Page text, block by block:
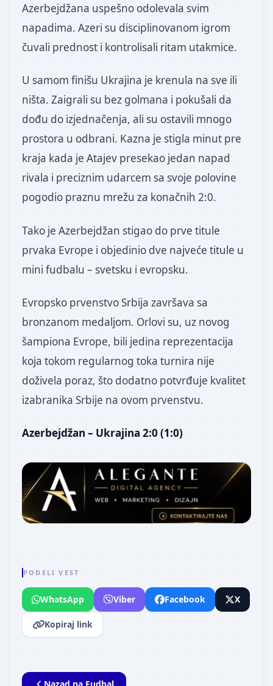
Azerbejdžana uspešno odolevala svim
napadima. Azeri su disciplinovanom igrom
čuvali prednost i kontrolisali ritam utakmice.
U samom finišu Ukrajina je krenula na sve ili
ništa. Zaigrali su bez golmana i pokušali da
dođu do izjednačenja, ali su ostavili mnogo
prostora u odbrani. Kazna je stigla minut pre
kraja kada je Atajev presekao jedan napad
rivala i preciznim udarcem sa svoje polovine
pogodio praznu mrežu za konačnih 2:0.
Tako je Azerbejdžan stigao do prve titule
prvaka Evrope i objedinio dve najveće titule u
mini fudbalu – svetsku i evropsku.
Evropsko prvenstvo Srbija završava sa
bronzanom medaljom. Orlovi su, uz novog
šampiona Evrope, bili jedina reprezentacija
koja tokom regularnog toka turnira nije
doživela poraz, što dodatno potvrđuje kvalitet
izabranika Srbije na ovom prvenstvu.
Azerbejdžan – Ukrajina 2:0 (1:0)
PODELI VEST
WhatsApp Viber Facebook X
Kopiraj link